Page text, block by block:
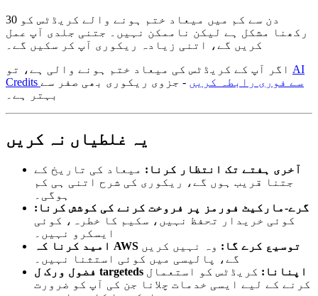
30 دن سے کم میں میعاد ختم ہونے والے کریڈٹس کو
رکھنا مشکل ہے لیکن ناممکن نہیں۔ جتنی جلدی آپ عمل
کریں گے، اتنی زیادہ ریکوری آپ کر سکیں گے۔
AI
Credits سے فوری رابطہ کریں - جزوی ریکوری بھی صفر سے
بہتر ہے۔
یہ غلطیاں نہ کریں
آخری ہفتے تک انتظار کرنا: میعاد کی تاریخ کے
جتنا قریب ہوں گے، ریکوری کی شرح اتنی ہی کم
ہوگی۔
گرے-مارکیٹ فورمز پر فروخت کرنے کی کوشش کرنا:
کوئی خریدار تحفظ نہیں، سکیم کا خطرہ، کوئی
ایسکرو نہیں۔
امید کرنا کہ AWS توسیع کرے گا: وہ نہیں کریں
گے، پالیسی میں کوئی استثنا نہیں۔
فضول ورک ل targeteds اپنانا: کریڈٹس کو استعمال
کرنے کے لیے ایسی خدمات چلانا جن کی آپ کو ضرورت